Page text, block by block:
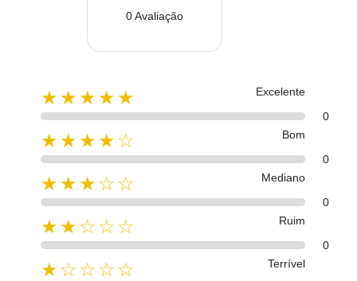
0 Avaliação
★★★★★
Excelente
0
★★★★☆
Bom
0
★★★☆☆
Mediano
0
★★☆☆☆
Ruim
0
★☆☆☆☆
Terrível